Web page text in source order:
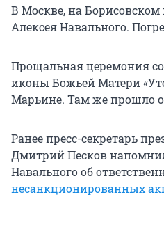
В Москве, на
Алексея Навального.
Прощальная церемония
иконы Божьей Матери
Марьине. Там же прошло
Ранее пресс-секретарь
Дмитрий Песков
Навального об
несанкционированных